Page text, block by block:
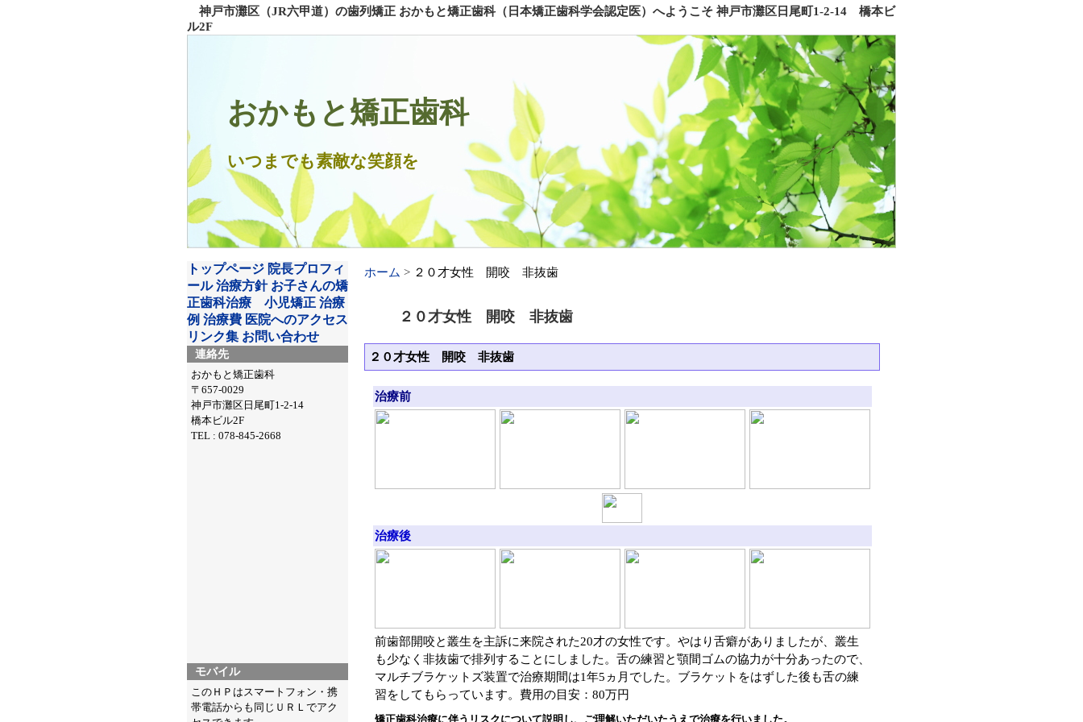
神戸市灘区（JR六甲道）の歯列矯正 おかもと矯正歯科（日本矯正歯科学会認定医）へようこそ 神戸市灘区日尾町1-2-14 橋本ビ
ル2F
おかもと矯正歯科
いつまでも素敵な笑顔を
トップページ 院長プロフィ
ール 治療方針 お子さんの矯
正歯科治療 小児矯正 治療
例 治療費 医院へのアクセス
リンク集 お問い合わせ
連絡先
おかもと矯正歯科
〒657-0029
神戸市灘区日尾町1-2-14
橋本ビル2F
TEL : 078-845-2668
モバイル
このＨＰはスマートフォン・携
帯電話からも同じＵＲＬでアク
ホーム ２０才女性 開咬 非抜歯
２０才女性 開咬 非抜歯
２０才女性 開咬 非抜歯
治療前
治療後
前歯部開咬と叢生を主訴に来院された20才の女性です。やはり舌癖がありましたが、叢生
も少なく非抜歯で排列することにしました。舌の練習と顎間ゴムの協力が十分あったので、
マルチブラケットズ装置で治療期間は1年5ヵ月でした。ブラケットをはずした後も舌の練
習をしてもらっています。費用の目安：80万円
矯正歯科治療に伴うリスクについて説明し、ご理解いただいたうえで治療を行いました。